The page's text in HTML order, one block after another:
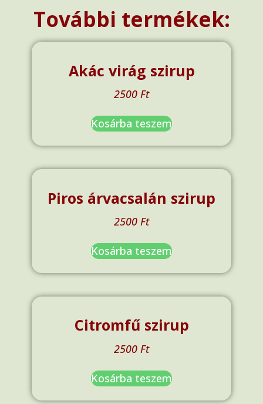
További termékek:
Akác virág szirup
2500 Ft
Kosárba teszem
Piros árvacsalán szirup
2500 Ft
Kosárba teszem
Citromfű szirup
2500 Ft
Kosárba teszem